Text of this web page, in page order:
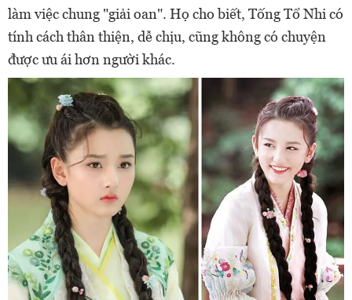
làm việc chung "giải oan". Họ cho biết, Tống Tổ Nhi có
tính cách thân thiện, dễ chịu, cũng không có chuyện
được ưu ái hơn người khác.